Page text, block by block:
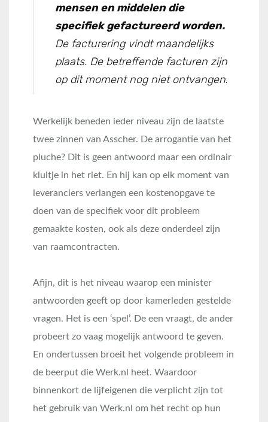
mensen en middelen die
specifiek gefactureerd worden.
De facturering vindt maandelijks
plaats. De betreffende facturen zijn
op dit moment nog niet ontvangen.
Werkelijk beneden ieder niveau zijn de laatste
twee zinnen van Asscher. De arrogantie van het
pluche? Dit is geen antwoord maar een ordinair
kluitje in het riet. En hij kan op elk moment van
leveranciers verlangen een kostenopgave te
doen van de specifiek voor dit probleem
gemaakte kosten, ook als deze onderdeel zijn
van raamcontracten.
Afijn, dit is het niveau waarop een minister
antwoorden geeft op door kamerleden gestelde
vragen. Het is een ‘spel’. De een vraagt, de ander
probeert zo vaag mogelijk antwoord te geven.
En ondertussen broeit het volgende probleem in
de beerput die Werk.nl heet. Waardoor
binnenkort de lijfeigenen die verplicht zijn tot
het gebruik van Werk.nl om het recht op hun